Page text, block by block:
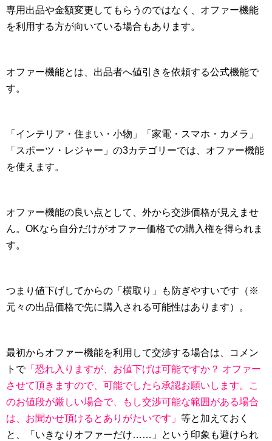
専用出品や金額変更してもらうのではなく、オファー機能
を利用する方が向いている場合もあります。
オファー機能とは、出品者へ値引きを依頼する公式機能で
す。
「インテリア・住まい・小物」「家電・スマホ・カメラ」
「スポーツ・レジャー」の3カテゴリーでは、オファー機能
を使えます。
オファー機能の良い点として、外から交渉価格が見えませ
ん。OKなら自分だけがオファー価格での購入権を得られま
す。
つまり値下げしてからの「横取り」も防ぎやすいです（※
元々の出品価格で先に購入される可能性はあります）。
最初からオファー機能を利用して交渉する場合は、コメン
トで「恐れ入りますが、お値下げは可能ですか？ オファー
させて頂きますので、可能でしたら承認お願いします。こ
のお値段が厳しい場合で、もし交渉可能な範囲がある場合
は、お聞かせ頂けるとありがたいです」 等と加えておく
と、「いきなりオファーだけ……」という印象も避けられ